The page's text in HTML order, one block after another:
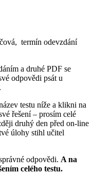
termín odevzdání
a druhé PDF se
odpovědi psát u
testu níže a klikni na
řešení – prosím celé
druhý den před on-line
úlohy stihl učitel
odpovědi. A na
celého testu.